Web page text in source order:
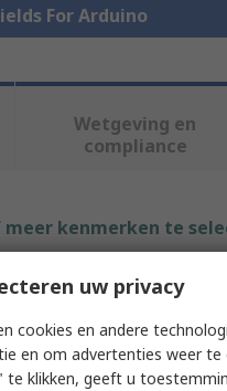
For Arduino
Wetgeving en
compliance
kenmerken te
Waarde
Seeed
Arduino
uw privacy
cookies en andere
en om advertenties weer
te klikken, geeft u